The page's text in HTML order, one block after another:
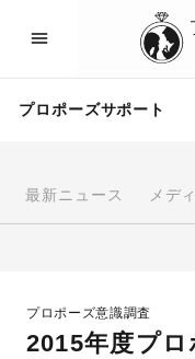
プロポーズサポート
最新ニュース メデ
プロポーズ意識調査
2015年度プ
プロポーズサポー
プロポーズ知恵袋